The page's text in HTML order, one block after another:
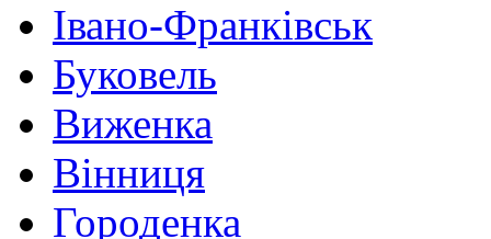
Івано-Франківськ
Буковель
Виженка
Вінниця
Городенка